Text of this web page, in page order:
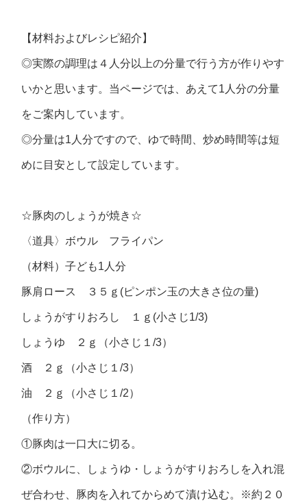
【材料およびレシピ紹介】
◎実際の調理は４人分以上の分量で行う方が作りやす
いかと思います。当ページでは、あえて1人分の分量
をご案内しています。
◎分量は1人分ですので、ゆで時間、炒め時間等は短
めに目安として設定しています。
☆豚肉のしょうが焼き☆
〈道具〉ボウル フライパン
（材料）子ども1人分
豚肩ロース ３５ｇ(ピンポン玉の大きさ位の量)
しょうがすりおろし １ｇ(小さじ1/3)
しょうゆ ２ｇ（小さじ１/3）
酒 ２ｇ（小さじ１/3）
油 ２ｇ（小さじ１/2）
（作り方）
①豚肉は一口大に切る。
②ボウルに、しょうゆ・しょうがすりおろしを入れ混
ぜ合わせ、豚肉を入れてからめて漬け込む。※約２０